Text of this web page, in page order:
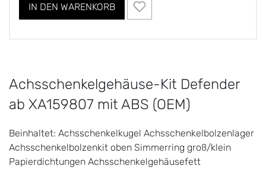
IN DEN WARENKORB
Achsschenkelgehäuse-Kit Defender
ab XA159807 mit ABS (OEM)
Beinhaltet: Achsschenkelkugel Achsschenkelbolzenlager
Achsschenkelbolzenkit oben Simmerring groß/klein
Papierdichtungen Achsschenkelgehäusefett